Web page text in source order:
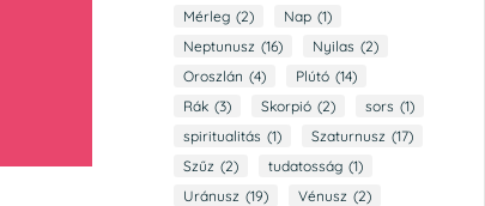
Mérleg (2) Nap (1)
Neptunusz (16) Nyilas (2)
Oroszlán (4) Plútó (14)
Rák (3) Skorpió (2) sors (1)
spiritualitás (1) Szaturnusz (17)
Szűz (2) tudatosság (1)
Uránusz (19) Vénusz (2)